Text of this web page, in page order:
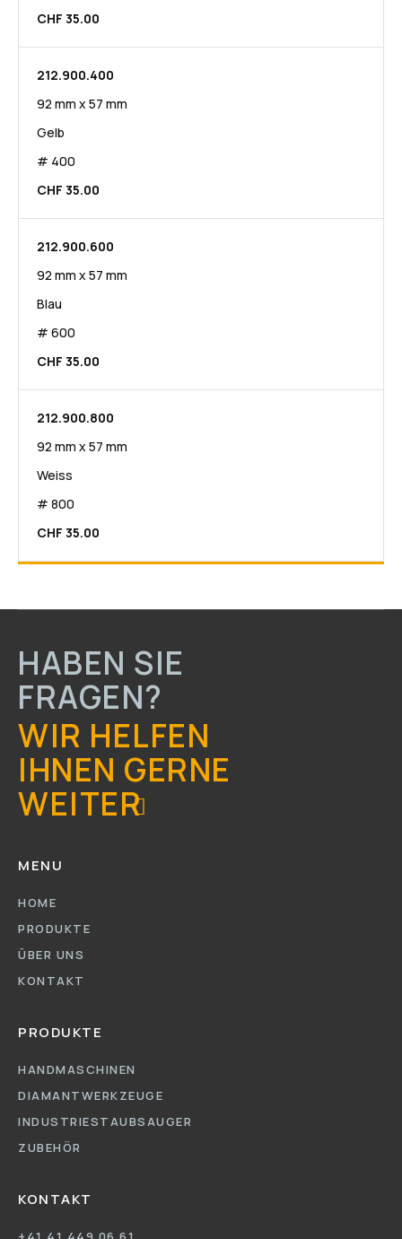
CHF 35.00
212.900.400
92 mm x 57 mm
Gelb
# 400
CHF 35.00
212.900.600
92 mm x 57 mm
Blau
# 600
CHF 35.00
212.900.800
92 mm x 57 mm
Weiss
# 800
CHF 35.00
HABEN SIE
FRAGEN?
WIR HELFEN
IHNEN GERNE
WEITER
MENU
HOME
PRODUKTE
ÜBER UNS
KONTAKT
PRODUKTE
HANDMASCHINEN
DIAMANTWERKZEUGE
INDUSTRIESTAUBSAUGER
ZUBEHÖR
KONTAKT